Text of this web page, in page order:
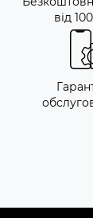
від